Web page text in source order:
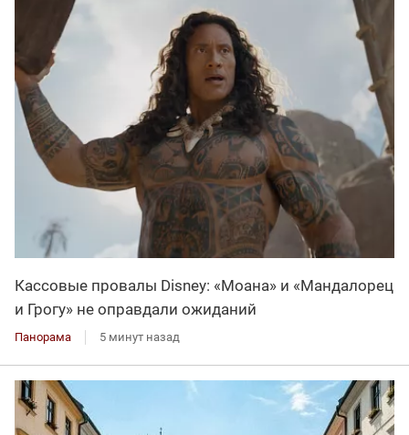
Кассовые провалы Disney: «Моана» и «Мандалорец
и Грогу» не оправдали ожиданий
Панорама 5 минут назад